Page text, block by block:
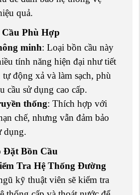
quả.
Phù Hợp
minh: Loại bồn cầu này
tính năng hiện đại như tiết
động xả và làm sạch, phù
cầu sử dụng cao cấp.
thống: Thích hợp với
chế, nhưng vẫn đảm bảo
dụng.
Bồn Cầu
Tra Hệ Thống Đường
kỹ thuật viên sẽ kiểm tra